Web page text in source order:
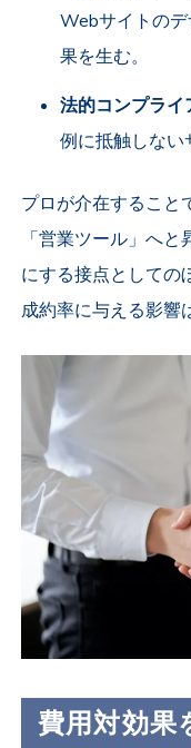
Webサイトの
果を生む。
法的コンプライ
例に抵触しない
プロが介在すること
「営業ツール」へ
にする接点としての
成約率に与える影響
費用対効果